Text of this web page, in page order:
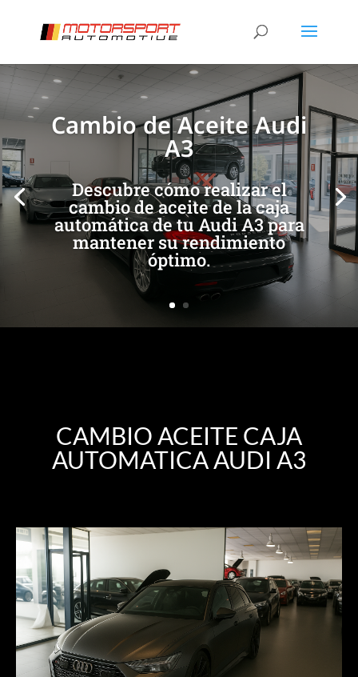
Cambio de Aceite Audi
A3
Descubre cómo realizar el
cambio de aceite de la caja
automática de tu Audi A3 para
mantener su rendimiento
óptimo.
[/et_pb_slide] [/et_pb_slide]
CAMBIO ACEITE CAJA
AUTOMATICA AUDI A3